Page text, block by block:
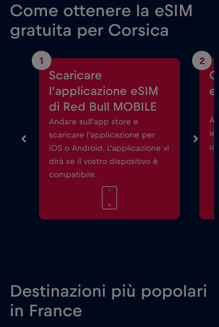
Come ottenere la eSIM
gratuita per Corsica
1
Scaricare
l’applicazione eSIM
di Red Bull MOBILE
Andare sull’app store e
scaricare l’applicazione per
iOS o Android. L’applicazione vi
dirà se il vostro dispositivo è
compatibile.
2
le
Destinazioni più popolari
in France